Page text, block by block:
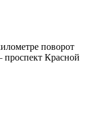
поворот
проспект Красной